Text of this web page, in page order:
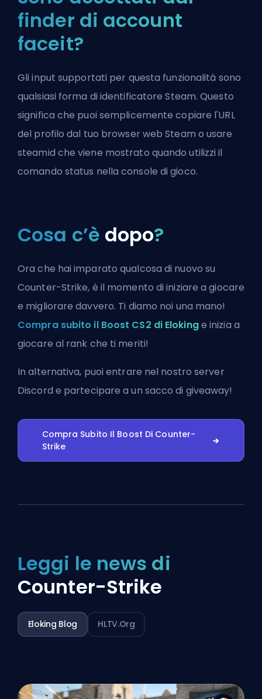
finder di account
faceit?
Gli input supportati per questa funzionalità sono
qualsiasi forma di identificatore Steam. Questo
significa che puoi semplicemente copiare l'URL
del profilo dal tuo browser web Steam o usare
steamid che viene mostrato quando utilizzi il
comando status nella console di gioco.
Cosa c’è dopo?
Ora che hai imparato qualcosa di nuovo su
Counter-Strike, è il momento di iniziare a giocare
e migliorare davvero. Ti diamo noi una mano!
Compra subito il Boost CS2 di Elokinge inizia a
giocare al rank che ti meriti!
In alternativa, puoientrare nel nostro server
Discord e partecipare a un sacco di giveaway!
Compra Subito Il Boost Di Counter-
Strike
Leggi le news di
Counter-Strike
Eloking Blog HLTV.org